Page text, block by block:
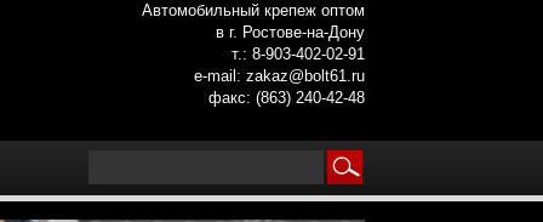
Автомобильный крепеж оптом
в г. Ростове-на-Дону
т.: 8-903-402-02-91
e-mail: zakaz@bolt61.ru
факс: (863) 240-42-48